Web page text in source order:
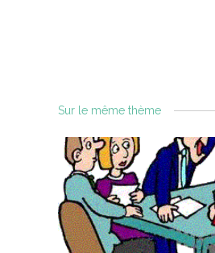
Sur le même thème